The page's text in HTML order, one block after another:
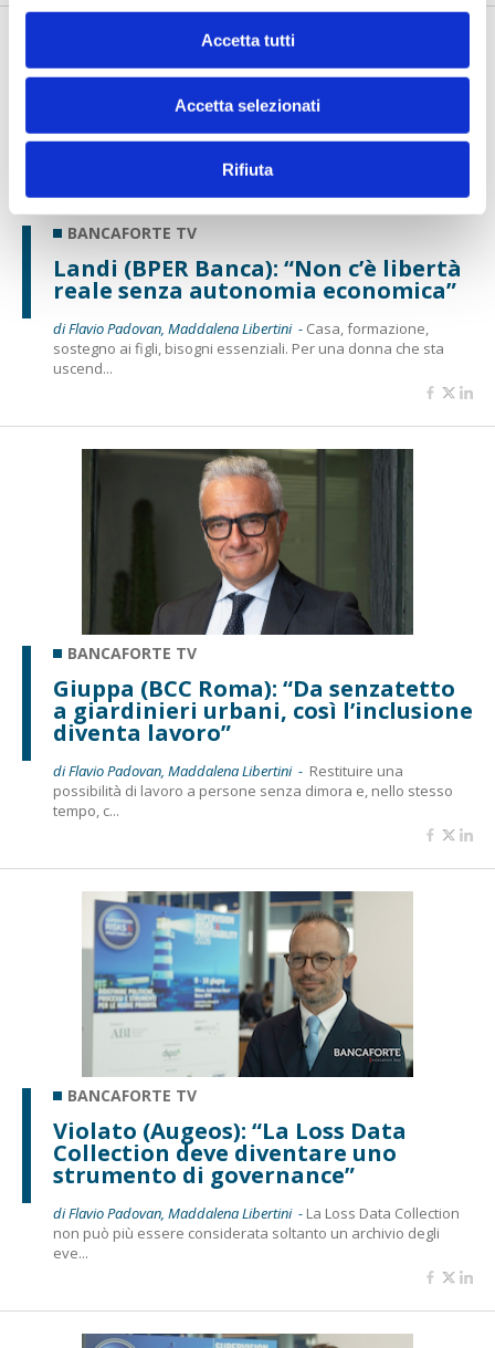
Accetta tutti
Accetta selezionati
Rifiuta
BANCAFORTE TV
Landi (BPER Banca): “Non c’è libertà
reale senza autonomia economica”
di Flavio Padovan, Maddalena Libertini - Casa, formazione,
sostegno ai figli, bisogni essenziali. Per una donna che sta
uscend...
BANCAFORTE TV
Giuppa (BCC Roma): “Da senzatetto
a giardinieri urbani, così l’inclusione
diventa lavoro”
di Flavio Padovan, Maddalena Libertini - Restituire una
possibilità di lavoro a persone senza dimora e, nello stesso
tempo, c...
BANCAFORTE TV
Violato (Augeos): “La Loss Data
Collection deve diventare uno
strumento di governance”
di Flavio Padovan, Maddalena Libertini - La Loss Data Collection
non può più essere considerata soltanto un archivio degli
eve...